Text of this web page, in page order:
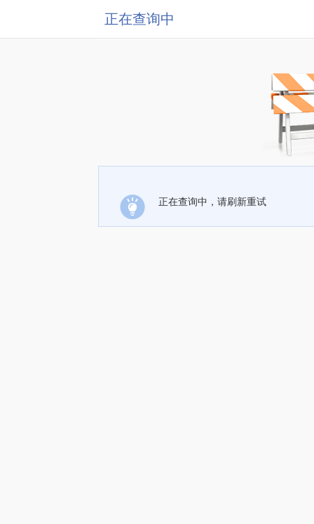
正在查询中
正在查询中，请刷新重试